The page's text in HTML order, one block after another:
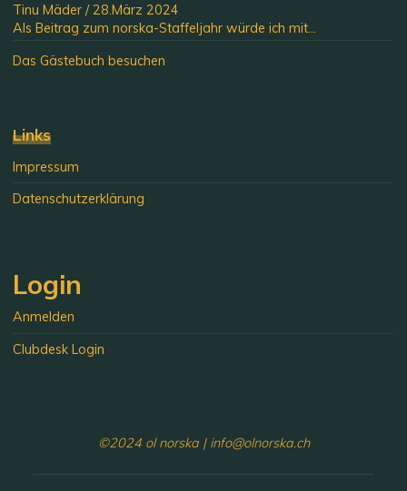
Tinu Mäder / 28.März 2024
Als Beitrag zum norska-Staffeljahr würde ich mit...
Das Gästebuch besuchen
Links
Impressum
Datenschutzerklärung
Login
Anmelden
Clubdesk Login
©2024 ol norska | info@olnorska.ch